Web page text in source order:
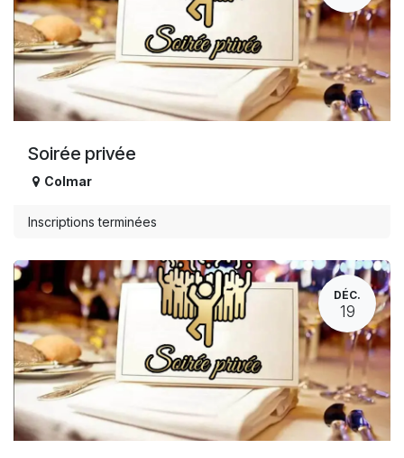
Soirée privée
Colmar
Inscriptions terminées
DÉC.
19